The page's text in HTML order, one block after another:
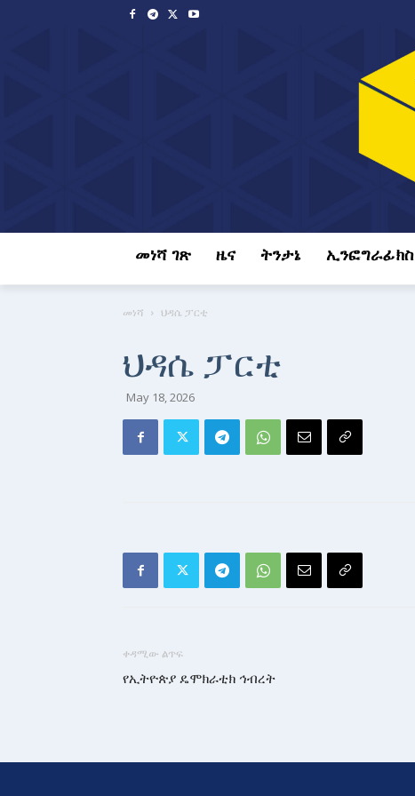
መነሻ ገጽ ዜና ትንታኔ ኢንፎግራፊክስ
መነሻ ህዳሴ ፓርቲ
ህዳሴ ፓርቲ
May 18, 2026
ቀዳሚው ልጥፍ
የኢትዮጵያ ዴሞክራቲክ ኅብረት